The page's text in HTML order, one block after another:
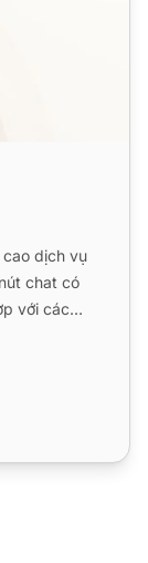
cao dịch vụ
chat có
với các